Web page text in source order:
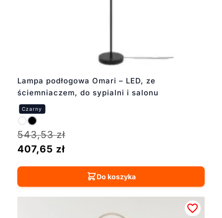
Lampa podłogowa Omari – LED, ze
ściemniaczem, do sypialni i salonu
543,53zł
407,65 zł
Do koszyka